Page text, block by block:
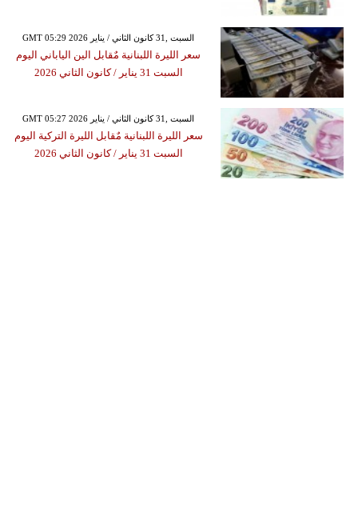
GMT 05:29 2026 السبت ,31 كانون الثاني / يناير
سعر الليرة اللبنانية مٌقابل الين الياباني اليوم
السبت 31 يناير / كانون الثاني 2026
GMT 05:27 2026 السبت ,31 كانون الثاني / يناير
سعر الليرة اللبنانية مٌقابل الليرة التركية اليوم
السبت 31 يناير / كانون الثاني 2026